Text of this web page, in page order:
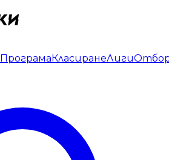
ПрограмаКласиранеЛиги